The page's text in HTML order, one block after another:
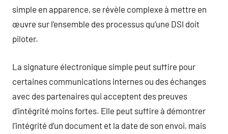
simple en apparence, se révèle complexe à mettre en
œuvre sur l’ensemble des processus qu’une DSI doit
piloter.
La signature électronique simple peut suffire pour
certaines communications internes ou des échanges
avec des partenaires qui acceptent des preuves
d’intégrité moins fortes. Elle peut suffire à démontrer
l’intégrité d’un document et la date de son envoi, mais